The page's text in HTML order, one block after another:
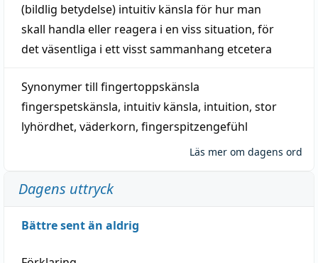
(bildlig betydelse) intuitiv känsla för hur man
skall handla eller reagera i en viss situation, för
det väsentliga i ett visstsammanhang etcetera
Synonymer till fingertoppskänsla
fingerspetskänsla, intuitiv känsla, intuition, stor
lyhördhet, väderkorn, fingerspitzengefühl
Läs mer om dagens ord
Dagens uttryck
Bättre sent än aldrig